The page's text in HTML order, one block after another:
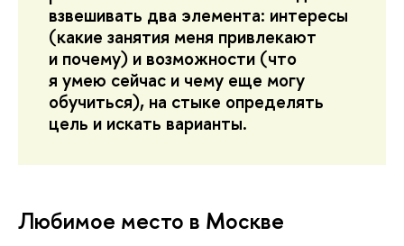
взвешивать два элемента: интересы
(какие занятия меня привлекают
и почему) и возможности (что
я умею сейчас и чему еще могу
обучиться), на стыке определять
цель и искать варианты.
Любимое место в Москве